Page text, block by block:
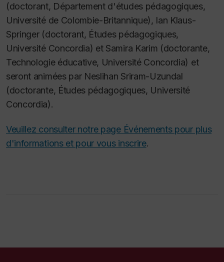
(doctorant, Département d'études pédagogiques,
Université de Colombie-Britannique), Ian Klaus-
Springer (doctorant, Études pédagogiques,
Université Concordia) et Samira Karim (doctorante,
Technologie éducative, Université Concordia) et
seront animées par Neslihan Sriram-Uzundal
(doctorante, Études pédagogiques, Université
Concordia).
Veuillez consulter notre page Événements pour plus
d'informations et pour vous inscrire.